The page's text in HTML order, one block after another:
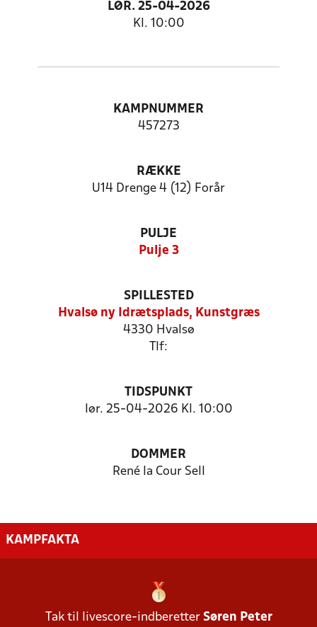
LØR. 25-04-2026
Kl. 10:00
KAMPNUMMER
457273
RÆKKE
U14 Drenge 4 (12) Forår
PULJE
Pulje 3
SPILLESTED
Hvalsø ny Idrætsplads, Kunstgræs
4330 Hvalsø
Tlf:
TIDSPUNKT
lør. 25-04-2026 Kl. 10:00
DOMMER
René la Cour Sell
KAMPFAKTA
Tak til livescore-indberetter Søren Peter